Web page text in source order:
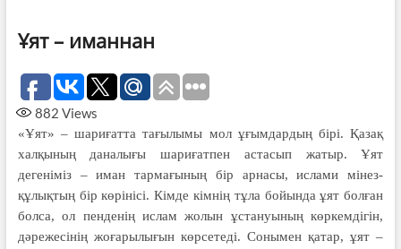
Ұят – иманнан
882 Views
«Ұят» – шариғатта тағылымы мол ұғымдардың бірі. Қазақ
халқының даналығы шариғатпен астасып жатыр. Ұят
дегеніміз – иман тармағының бір арнасы, ислами мінез-
құлықтың бір көрінісі. Кімде кімнің тұла бойында ұят болған
болса, ол пенденің ислам жолын ұстануы­ның көркемдігін,
дәрежесінің жоғарылығын көр­се­теді. Сонымен қатар, ұят –